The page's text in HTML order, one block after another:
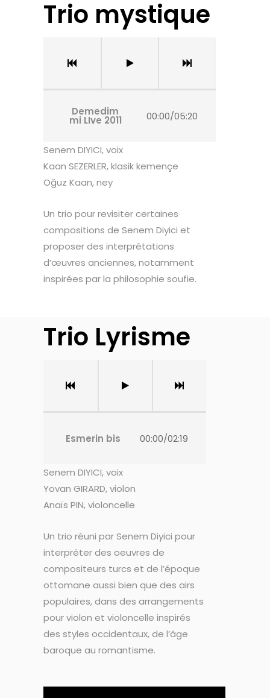
Trio mystique
Demedim
mi LIve 2011 00:00/05:20
Senem DIYICI, voix
Kaan SEZERLER, klasik kemençe
Oğuz Kaan, ney
Un trio pour revisiter certaines
compositions de Senem Diyici et
proposer des interprétations
d’œuvres anciennes, notamment
inspirées par la philosophie soufie.
Trio Lyrisme
Esmerin bis 00:00/02:19
Senem DIYICI, voix
Yovan GIRARD, violon
Anaïs PIN, violoncelle
Un trio réuni par Senem Diyici pour
interpréter des oeuvres de
compositeurs turcs et de l’époque
ottomane aussi bien que des airs
populaires, dans des arrangements
pour violon et violoncelle inspirés
des styles occidentaux, de l’âge
baroque au romantisme.